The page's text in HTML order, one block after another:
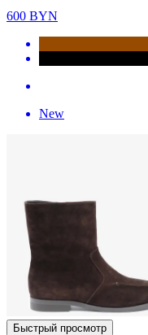
600 BYN
New
Быстрый просмотр